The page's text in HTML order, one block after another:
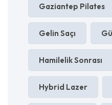
Gaziantep Pilates
Gelin Saçı
Hamilelik Sonrası
Hybrid Lazer